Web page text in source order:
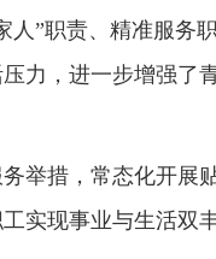
”职责、精准服务
力，进一步增强了
举措，常态化开展
实现事业与生活双